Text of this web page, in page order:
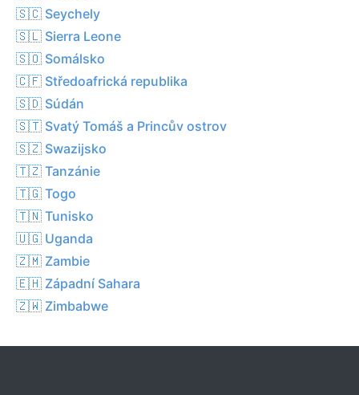
🇸🇨 Seychely
🇸🇱 Sierra Leone
🇸🇴 Somálsko
🇨🇫 Středoafrická republika
🇸🇩 Súdán
🇸🇹 Svatý Tomáš a Princův ostrov
🇸🇿 Swazijsko
🇹🇿 Tanzánie
🇹🇬 Togo
🇹🇳 Tunisko
🇺🇬 Uganda
🇿🇲 Zambie
🇪🇭 Západní Sahara
🇿🇼 Zimbabwe